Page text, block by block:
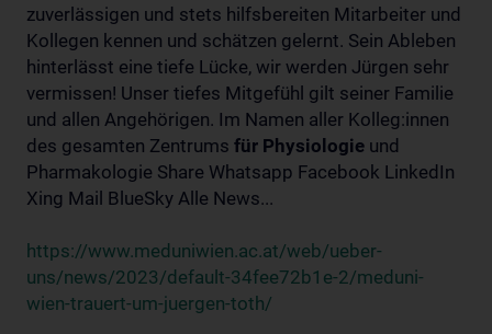
zuverlässigen und stets hilfsbereiten Mitarbeiter und
Kollegen kennen und schätzen gelernt. Sein Ableben
hinterlässt eine tiefe Lücke, wir werden Jürgen sehr
vermissen! Unser tiefes Mitgefühl gilt seiner Familie
und allen Angehörigen. Im Namen aller Kolleg:innen
des gesamten Zentrums für Physiologie und
Pharmakologie Share Whatsapp Facebook LinkedIn
Xing Mail BlueSky Alle News...
https://www.meduniwien.ac.at/web/ueber-
uns/news/2023/default-34fee72b1e-2/meduni-
wien-trauert-um-juergen-toth/